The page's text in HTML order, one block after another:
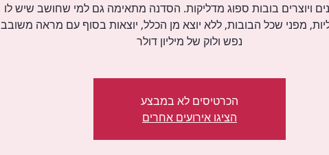
ויוצרים בובות ספוג מדליקות. הסדנה מתאימה גם למי שחושב שיש לו
מפני שכל הבובות, ללא יוצא מן הכלל, יוצאות בסוף עם מראה משובב
נפש ולוק של מיליון דולר
הכרטיסים לא במבצע
הציגו אירועים אחרים